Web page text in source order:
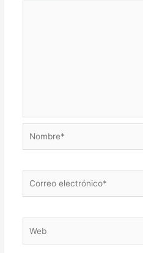
electrónico*